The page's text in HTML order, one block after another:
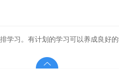
学习。有计划的学习可以养成良好的